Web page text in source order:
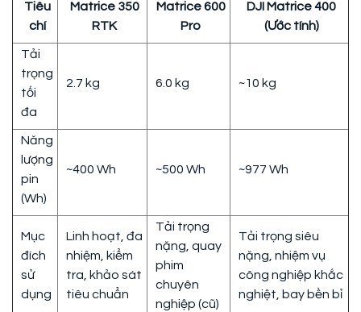
Tiêu
chí
Matrice 350
RTK
Matrice 600
Pro
DJI Matrice 400
(Ước tính)
Tải
trọng
tối
đa
2.7 kg 6.0 kg ~10 kg
Năng
lượng
pin
(Wh)
~400 Wh ~500 Wh ~977 Wh
Mục
đích
sử
dụng
Linh hoạt, đa
nhiệm, kiểm
tra, khảo sát
tiêu chuẩn
Tải trọng
nặng, quay
phim
chuyên
nghiệp (cũ)
Tải trọng siêu
nặng, nhiệm vụ
công nghiệp khắc
nghiệt, bay bền bỉ